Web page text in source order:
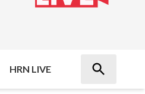
HRN LIVE